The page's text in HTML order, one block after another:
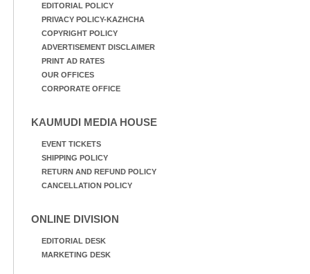
EDITORIAL POLICY
PRIVACY POLICY-KAZHCHA
COPYRIGHT POLICY
ADVERTISEMENT DISCLAIMER
PRINT AD RATES
OUR OFFICES
CORPORATE OFFICE
KAUMUDI MEDIA HOUSE
EVENT TICKETS
SHIPPING POLICY
RETURN AND REFUND POLICY
CANCELLATION POLICY
ONLINE DIVISION
EDITORIAL DESK
MARKETING DESK